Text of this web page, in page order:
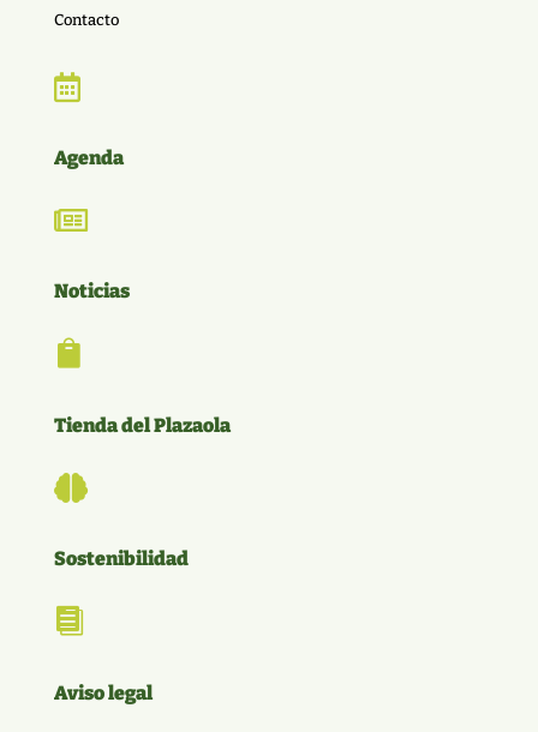
Contacto

Agenda

Noticias

Tienda del Plazaola

Sostenibilidad

Aviso legal